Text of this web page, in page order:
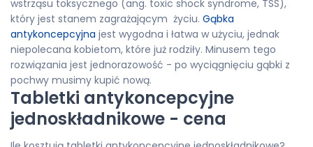
wstrząsu toksycznego (ang. toxic shock syndrome, TSS),
który jest stanem zagrażającym życiu. Gąbka
antykoncepcyjna jest wygodna i łatwa w użyciu, jednak
niepolecana kobietom, które już rodziły. Minusem tego
rozwiązania jest jednorazowość - po wyciągnięciu gąbki z
pochwy musimy kupić nową.
Tabletki antykoncepcyjne
jednoskładnikowe - cena